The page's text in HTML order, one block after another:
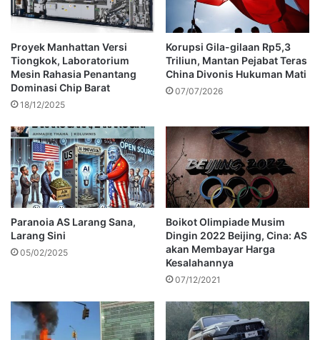
Proyek Manhattan Versi
Tiongkok, Laboratorium
Mesin Rahasia Penantang
Dominasi Chip Barat
18/12/2025
Korupsi Gila-gilaan Rp5,3
Triliun, Mantan Pejabat Teras
China Divonis Hukuman Mati
07/07/2026
Paranoia AS Larang Sana,
Larang Sini
05/02/2025
Boikot Olimpiade Musim
Dingin 2022 Beijing, Cina: AS
akan Membayar Harga
Kesalahannya
07/12/2021